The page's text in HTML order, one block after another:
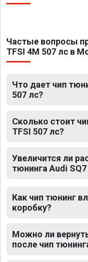
Частые вопросы
TFSI 4M 507 лс в
Что дает чип
507 лс?
Сколько стоит
TFSI 507 лс?
Увеличится ли
тюнинга Audi
Как чип тюнинг
коробку?
Можно ли
после чип